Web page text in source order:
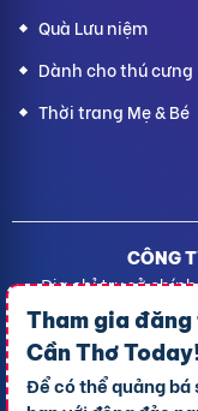
Tham gia
Cần Thơ Today
Để có thể quảng
Quà Lưu niệm
Dành cho thú cưng
Thời trang Mẹ & Bé
CÔNG
Địa chỉ trụ sở
Giấy CNĐKDN:
quan cấp: Phòng